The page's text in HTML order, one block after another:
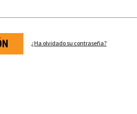
¿Ha olvidado su contraseña?